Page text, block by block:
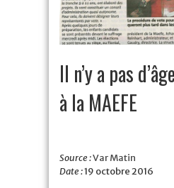
Il n’y a pas
à la MAEFE
Source :Var Matin
Date :19 octobre 2016